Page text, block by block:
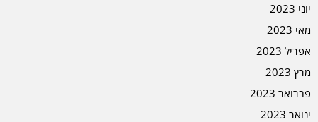
יוני 2023
מאי 2023
אפריל 2023
מרץ 2023
פברואר 2023
ינואר 2023